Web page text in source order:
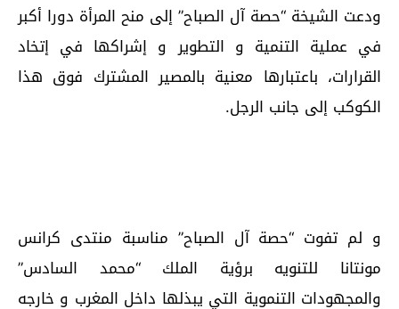
ودعت الشيخة “حصة آل الصباح” إلى منح المرأة دورا أكبر
في عملية التنمية و التطوير و إشراكها في إتخاد
القرارات، باعتبارها معنية بالمصير المشترك فوق هذا
الكوكب إلى جانب الرجل.
و لم تفوت “حصة آل الصباح” مناسبة منتدى كرانس
مونتانا للتنويه برؤية الملك “محمد السادس”
والمجهودات التنموية التي يبذلها داخل المغرب و خارجه